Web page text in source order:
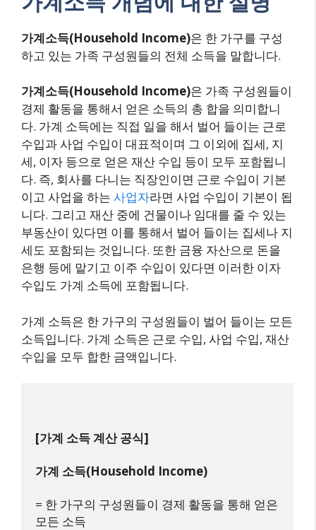
가계소득(Household Income)은 한 가구를 구성
하고 있는 가족 구성원들의 전체 소득을 말합니다.
가계소득(Household Income)은 가족 구성원들이
경제 활동을 통해서 얻은 소득의 총 합을 의미합니
다. 가계 소득에는 직접 일을 해서 벌어 들이는 근로
수입과 사업 수입이 대표적이며 그 이외에 집세, 지
세, 이자 등으로 얻은 재산 수입 등이 모두 포함됩니
다. 즉, 회사를 다니는 직장인이면 근로 수입이 기본
이고 사업을 하는 사업자라면 사업 수입이 기본이 됩
니다. 그리고 재산 중에 건물이나 임대를 줄 수 있는
부동산이 있다면 이를 통해서 벌어 들이는 집세나 지
세도 포함되는 것입니다. 또한 금융 자산으로 돈을
은행 등에 맡기고 이주 수입이 있다면 이러한 이자
수입도 가계 소득에 포함됩니다.
가계 소득은 한 가구의 구성원들이 벌어 들이는 모든
소득입니다. 가계 소득은 근로 수입, 사업 수입, 재산
수입을 모두 합한 금액입니다.
[가계 소득 계산 공식]
가계 소득(Household Income)
= 한 가구의 구성원들이 경제 활동을 통해 얻은
모든 소득